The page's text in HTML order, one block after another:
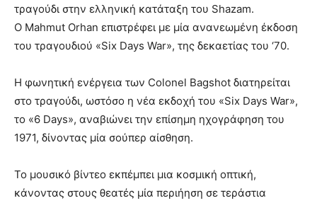
τραγούδι στην ελληνική κατάταξη του Shazam.
Ο Mahmut Orhan επιστρέφει με μία ανανεωμένη έκδοση
του τραγουδιού «Six Days War», της δεκαετίας του ‘70.
Η φωνητική ενέργεια των Colonel Bagshot διατηρείται
στο τραγούδι, ωστόσο η νέα εκδοχή του «Six Days War»,
το «6 Days», αναβιώνει την επίσημη ηχογράφηση του
1971, δίνοντας μία σούπερ αίσθηση.
Το μουσικό βίντεο εκπέμπει μια κοσμική οπτική,
κάνοντας στους θεατές μία περιήηση σε τεράστια